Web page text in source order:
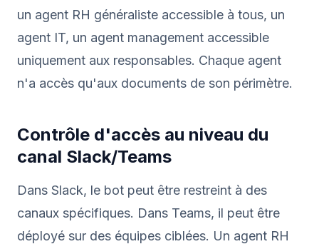
un agent RH généraliste accessible à tous, un
agent IT, un agent management accessible
uniquement aux responsables. Chaque agent
n'a accès qu'aux documents de son périmètre.
Contrôle d'accès au niveau du
canal Slack/Teams
Dans Slack, le bot peut être restreint à des
canaux spécifiques. Dans Teams, il peut être
déployé sur des équipes ciblées. Un agent RH